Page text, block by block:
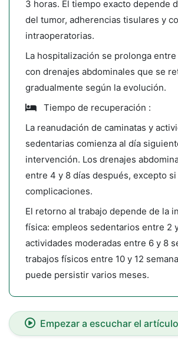
3 horas. El tiempo exacto depende
del tumor, adherencias tisulares y
intraoperatorias.
La hospitalización se prolonga entre
con drenajes abdominales que se
gradualmente según la evolución.
Tiempo de recuperación :
La reanudación de caminatas y
sedentarias comienza al día
intervención. Los drenajes
entre 4 y 8 días después, excepto si
complicaciones.
El retorno al trabajo depende de la
física: empleos sedentarios entre 2
actividades moderadas entre 6 y 8
trabajos físicos entre 10 y 12
puede persistir varios meses.
Empezar a escuchar el artículo